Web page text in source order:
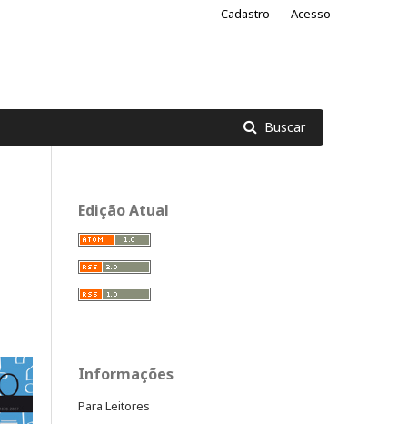
Buscar
Cadastro Acesso
Edição Atual
Informações
Para Leitores